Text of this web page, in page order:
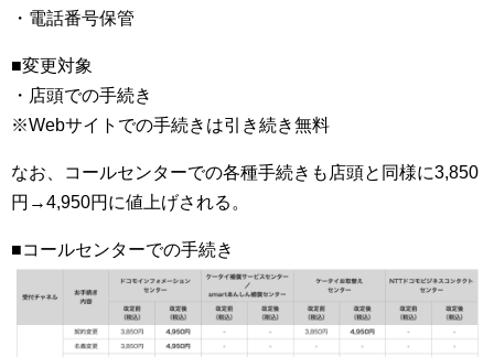
・電話番号保管
■変更対象
・店頭での手続き
※Webサイトでの手続きは引き続き無料
なお、コールセンターでの各種手続きも店頭と同様に3,850
円→4,950円に値上げされる。
■コールセンターでの手続き